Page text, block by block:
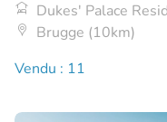
Dukes' Palace
Brugge (10km)
Vendu : 11